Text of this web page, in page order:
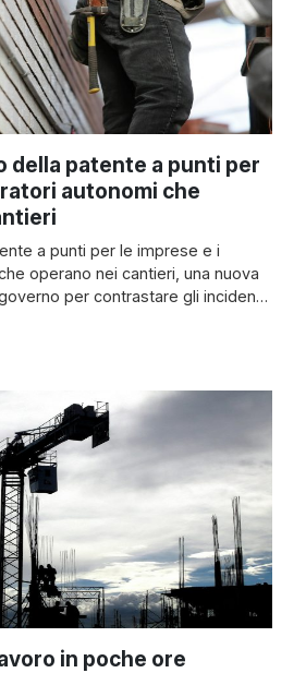
della patente a punti per
autonomi che
a punti per le imprese e i
operano nei cantieri, una nuova
per contrastare gli incidenti
cosa c’è da sapere A partire
in poche ore